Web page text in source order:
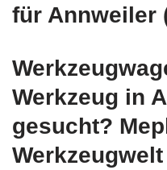
für Annweiler
Werkzeug in
gesucht?